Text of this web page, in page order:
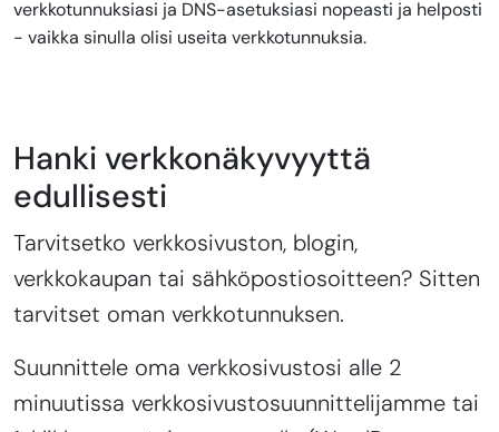
verkkotunnuksiasi ja DNS-asetuksiasi nopeasti ja helposti
- vaikka sinulla olisi useita verkkotunnuksia.
Hanki verkkonäkyvyyttä
edullisesti
Tarvitsetko verkkosivuston, blogin,
verkkokaupan tai sähköpostiosoitteen? Sitten
tarvitset oman verkkotunnuksen.
Suunnittele oma verkkosivustosi alle 2
minuutissa verkkosivustosuunnittelijamme tai